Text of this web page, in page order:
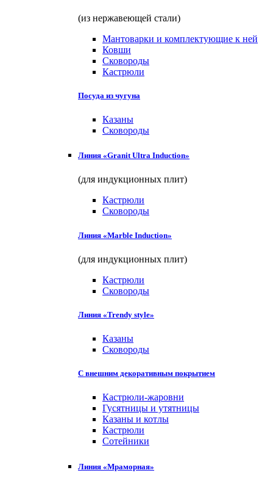
(из нержавеющей стали)
Мантоварки и комплектующие к ней
Ковши
Сковороды
Кастрюли
Посуда из чугуна
Казаны
Сковороды
Линия «Granit Ultra Induction»
(для индукционных плит)
Кастрюли
Сковороды
Линия «Marble Induction»
(для индукционных плит)
Кастрюли
Сковороды
Линия «Trendy style»
Казаны
Сковороды
С внешним декоративным покрытием
Кастрюли-жаровни
Гусятницы и утятницы
Казаны и котлы
Кастрюли
Сотейники
Линия «Мраморная»